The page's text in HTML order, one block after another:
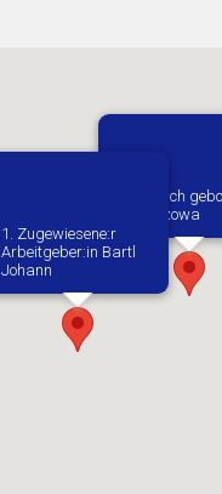
Vermutlich
Wloszczowa
1. Zugewiesene:r
Arbeitgeber:in​ Bartl
Johann